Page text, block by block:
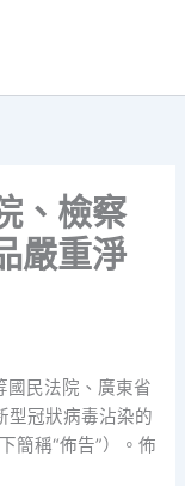
、檢察
嚴重淨
國民法院、廣東省
型冠狀病毒沾染的
簡稱“佈告”）。佈